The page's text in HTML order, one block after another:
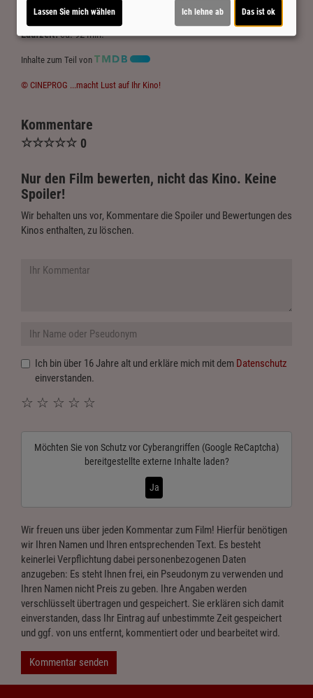
Altersfreigabe:noch nicht bekannt
Laufzeit:ca. 92 min.
Inhalte zum Teil von
© CINEPROG ...macht Lust auf Ihr Kino!
Kommentare
☆☆☆☆☆ 0
Nur den Film bewerten, nicht das Kino. Keine
Spoiler!
Wir behalten uns vor, Kommentare die Spoiler und Bewertungen des
Kinos enthalten, zu löschen.
Ich bin über 16 Jahre alt und erkläre mich mit dem Datenschutz
einverstanden.
☆
☆
☆
☆
☆
Möchten Sie von Schutz vor Cyberangriffen (Google ReCaptcha)
bereitgestellte externe Inhalte laden?
Ja
Wir freuen uns über jeden Kommentar zum Film! Hierfür benötigen
wir Ihren Namen und Ihren entsprechenden Text. Es besteht
keinerlei Verpflichtung dabei personenbezogenen Daten
anzugeben: Es steht Ihnen frei, ein Pseudonym zu verwenden und
Ihren Namen nicht Preis zu geben. Ihre Angaben werden
verschlüsselt übertragen und gespeichert. Sie erklären sich damit
einverstanden, dass Ihr Eintrag auf unbestimmte Zeit gespeichert
und ggf. von uns entfernt, kommentiert oder und bearbeitet wird.
Kommentar senden
Lassen Sie mich wählen Ich lehne ab Das ist ok